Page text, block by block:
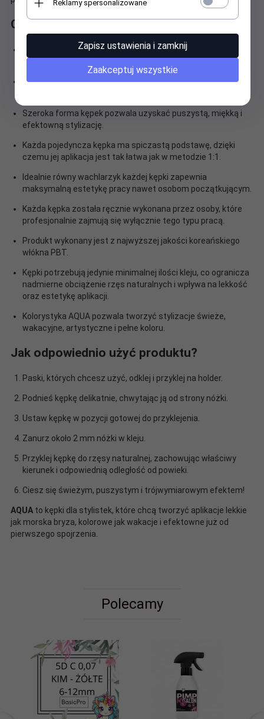
Czym wyróżnia się produkt?
Każda pojedyncza kępka zawiera mieszankę trzech kolorów:
zielonego, niebieskiego i morskiego.
Połączenie kolorów w jednej kępce daje świeży, lekki i
Szeroka forma kępek pozwala uzyskać puszystą, miękką i
efektowną stylizację.
Każda pojedyncza kępka ma spiczastą podstawę, dzięki
czemu jej aplikacja jest tak łatwa jak w metodzie 1:1.
Idealnie równy wachlarzyk każdej kępki zapewnia
maksymalną estetykę pracy nawet osobom początkującym.
Każda kępka została ręcznie wykonana przez osoby, które
profesjonalnie zajmują się wyłącznie tego typu pracą.
Produkt wykonany jest z najwyższej jakości koreańskiego
włókna PBT.
Kępki potrzebują jedynie minimalnej ilości kleju, co ogranicza
nadmierne obciążenie rzęs naturalnych i wpływa na lekkość
oraz estetykę aplikacji.
Kolorystyka AQUA pozwala tworzyć stylizacje świeże,
wakacyjne, artystyczne i pełne koloru.
Jak odpowiednio użyć produktu?
Paski, których chcesz użyć, odklej i przyklej na holder.
Podnieś kępkę delikatnie, chwytając ją od strony nóżki.
Ustaw kępkę w pozycji gotowej do przyklejenia.
Zanurz około 2 mm nóżki w kleju.
Przyklej kępkę do rzęsy naturalnej, zachowując właściwy
kierunek i odpowiednią odległość od powieki.
Ciesz się świeżym, puszystym i trójwymiarowym efektem!
AQUA to kępki dla stylistek, które chcą tworzyć aplikacje lekkie
jak morska bryza, kolorowe jak wakacje i efektowne już od
pierwszego spojrzenia.
Polecamy
Reklamy spersonalizowane
Zapisz ustawienia i zamknij
Zaakceptuj wszystkie